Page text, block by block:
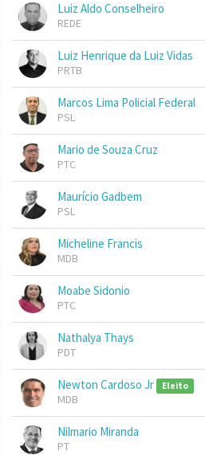
Luiz Aldo Conselheiro
REDE
Luiz Henrique da Luiz Vidas
PRTB
Marcos Lima Policial Federal
PSL
Mario de Souza Cruz
PTC
Maurício Gadbem
PSL
Micheline Francis
MDB
Moabe Sidonio
PTC
Nathalya Thays
PDT
Newton Cardoso Jr Eleito
MDB
Nilmario Miranda
PT